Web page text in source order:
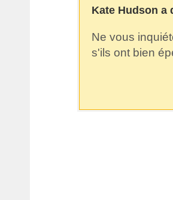
Kate Hudson a
Ne vous
s'ils ont bien